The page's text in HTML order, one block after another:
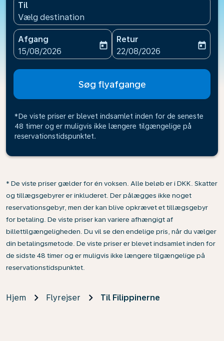
Til
Vælg destination
Afgang
fc-booking-departure-date-aria-label
15/08/2026
today
Retur
fc-booking-return-date-
22/08/2026
today
Søg flyafgange
*De viste priser er blevet indsamlet inden for de seneste
48 timer og er muligvis ikke længere tilgængelige på
reservationstidspunktet.
* De viste priser gælder for én voksen. Alle beløb er i DKK. Skatter
og tillægsgebyrer er inkluderet. Der pålægges ikke noget
reservationsgebyr, men der kan blive opkrævet et tillægsgebyr
for betaling. De viste priser kan variere afhængigt af
billettilgængeligheden. Du vil se den endelige pris, når du vælger
din betalingsmetode. De viste priser er blevet indsamlet inden for
de sidste 48 timer og er muligvis ikke længere tilgængelige på
reservationstidspunktet.
Hjem Flyrejser Til Filippinerne